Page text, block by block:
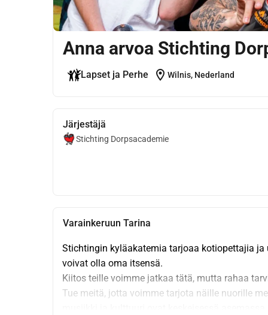
Anna arvoa Stichting
Lapset ja Perhe location_on Wilnis, Nederland
Järjestäjä
Stichting Dorpsacademie
Varainkeruun Tarina
Stichtingin kyläakatemia tarjoaa kotiopettajia
voivat olla oma itsensä.
Kiitos teille voimme jatkaa tätä, mutta rahaa
Tue meitä, jotta voimme tarjota näille nuorille